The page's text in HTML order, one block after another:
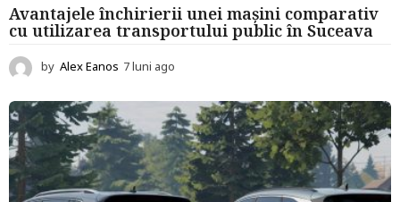
Avantajele închirierii unei mașini comparativ
cu utilizarea transportului public în Suceava
by Alex Eanos 7 luni ago
u
n
i
a
g
o